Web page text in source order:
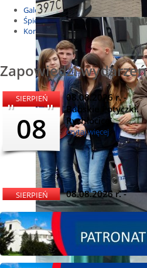
Galeria
Śpiewnik
Kontakt
Zapowiedzi wydarzeń
SIERPIEŃ
08
08.08.2026 r. -
Babskie Potyczki.
Rychłocice
czytaj więcej
SIERPIEŃ
08
08.08.2026 r. -
Dożynki i